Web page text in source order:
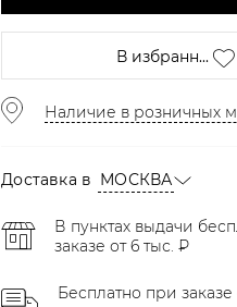
В избранн...
Наличие в розничных
Доставка в МОСКВА
В пунктах выдачи
заказе от 6 тыс. ₽
Бесплатно при заказе